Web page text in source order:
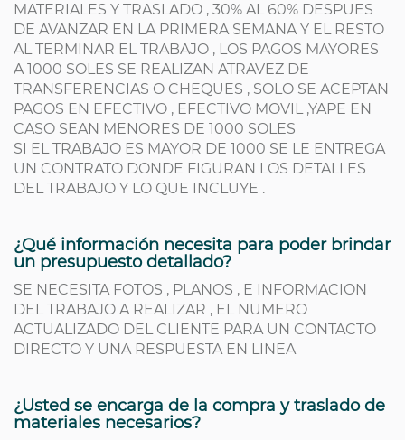
MATERIALES Y TRASLADO , 30% AL 60% DESPUES
DE AVANZAR EN LA PRIMERA SEMANA Y EL RESTO
AL TERMINAR EL TRABAJO , LOS PAGOS MAYORES
A 1000 SOLES SE REALIZAN ATRAVEZ DE
TRANSFERENCIAS O CHEQUES , SOLO SE ACEPTAN
PAGOS EN EFECTIVO , EFECTIVO MOVIL ,YAPE EN
CASO SEAN MENORES DE 1000 SOLES
SI EL TRABAJO ES MAYOR DE 1000 SE LE ENTREGA
UN CONTRATO DONDE FIGURAN LOS DETALLES
DEL TRABAJO Y LO QUE INCLUYE .
¿Qué información necesita para poder brindar
un presupuesto detallado?
SE NECESITA FOTOS , PLANOS , E INFORMACION
DEL TRABAJO A REALIZAR , EL NUMERO
ACTUALIZADO DEL CLIENTE PARA UN CONTACTO
DIRECTO Y UNA RESPUESTA EN LINEA
¿Usted se encarga de la compra y traslado de
materiales necesarios?